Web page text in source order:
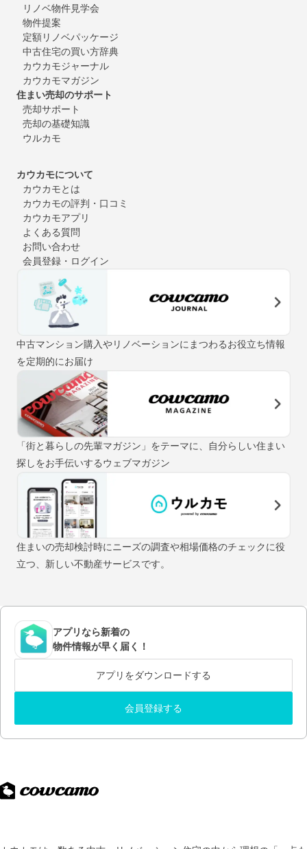
リノベ物件見学会
物件提案
定額リノベパッケージ
中古住宅の買い方辞典
カウカモジャーナル
カウカモマガジン
住まい売却のサポート
売却サポート
売却の基礎知識
ウルカモ
カウカモについて
カウカモとは
カウカモの評判・口コミ
カウカモアプリ
よくある質問
お問い合わせ
会員登録・ログイン
中古マンション購入やリノベーションにまつわるお役立ち情報
を定期的にお届け
「街と暮らしの先輩マガジン」をテーマに、自分らしい住まい
探しをお手伝いするウェブマガジン
住まいの売却検討時にニーズの調査や相場価格のチェックに役
立つ、新しい不動産サービスです。
アプリなら新着の
物件情報が早く届く！
アプリをダウンロードする
会員登録する